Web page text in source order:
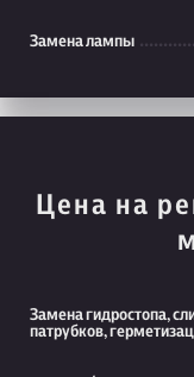
Замена лампы
Цена на
Замена гидростопа,
патрубков,